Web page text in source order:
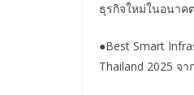
ธุรกิจใหม่ในอนาคต
●Best Smart
Thailand 2025 จ